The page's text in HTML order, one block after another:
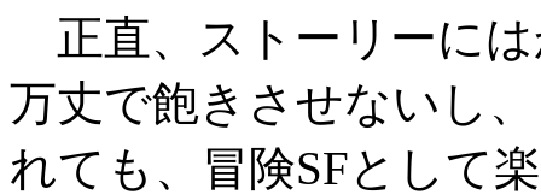
正直、ストーリーに
万丈で飽きさせないし
れても、冒険SFとして